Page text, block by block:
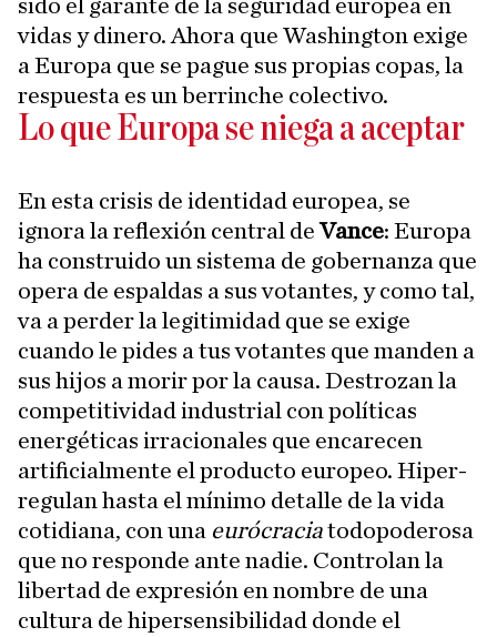
sido el garante de la seguridad europea en
vidas y dinero. Ahora que Washington exige
a Europa que se pague sus propias copas, la
respuesta es un berrinche colectivo.
Lo que Europa se niega a aceptar
En esta crisis de identidad europea, se
ignora la reflexión central deVance: Europa
ha construido un sistema de gobernanza que
opera de espaldas a sus votantes, y como tal,
va a perder la legitimidad que se exige
cuando le pides a tus votantes que manden a
sus hijos a morir por la causa. Destrozan la
competitividad industrial con políticas
energéticas irracionales que encarecen
artificialmente el producto europeo. Hiper-
regulan hasta el mínimo detalle de la vida
cotidiana, con una eurócraciatodopoderosa
que no responde ante nadie. Controlan la
libertad de expresión en nombre de una
cultura de hipersensibilidad donde el